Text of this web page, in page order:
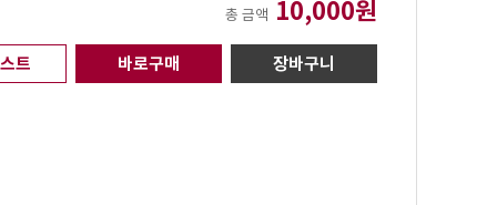
총 금액 10,000원
트